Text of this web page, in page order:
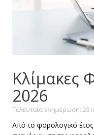
Κλίμακες
2026
Τελευταία ενημέρωση: 23
Από το φορολογικό έτος